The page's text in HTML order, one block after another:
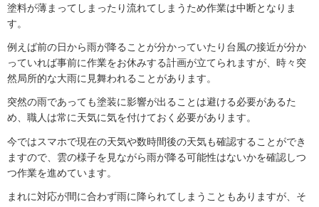
塗料が薄まってしまったり流れてしまうため作業は中断となりま
す。
例えば前の日から雨が降ることが分かっていたり台風の接近が分か
っていれば事前に作業をお休みする計画が立てられますが、時々突
然局所的な大雨に見舞われることがあります。
突然の雨であっても塗装に影響が出ることは避ける必要があるた
め、職人は常に天気に気を付けておく必要があります。
今ではスマホで現在の天気や数時間後の天気も確認することができ
ますので、雲の様子を見ながら雨が降る可能性はないかを確認しつ
つ作業を進めています。
まれに対応が間に合わず雨に降られてしまうこともありますが、そ